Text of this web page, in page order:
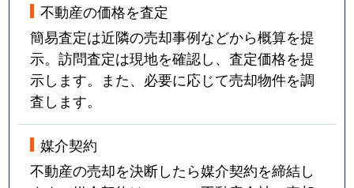
不動産の価格を査定
簡易査定は近隣の売却事例などから概算を提
示。訪問査定は現地を確認し、査定価格を提
示します。また、必要に応じて売却物件を調
査します。
媒介契約
不動産の売却を決断したら媒介契約を締結し